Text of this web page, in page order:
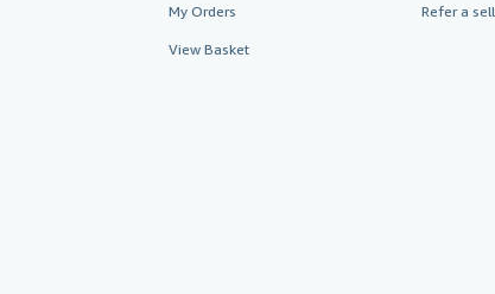
My Orders
View Basket
Refer a